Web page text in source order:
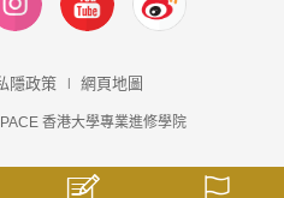
隱政策 網頁地圖
香港大學專業進修學院